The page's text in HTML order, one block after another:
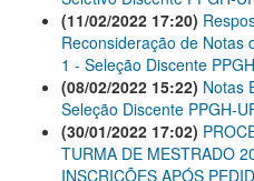
(11/02/2022 17:20)
Reconsideração de Notas
1 - Seleção Discente
(08/02/2022 15:22) Notas
Seleção Discente PPGH-
(30/01/2022 17:02)
TURMA DE MESTRADO
INSCRIÇÕES APÓS